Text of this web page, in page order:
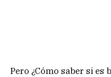
Pero ¿Cómo saber si es